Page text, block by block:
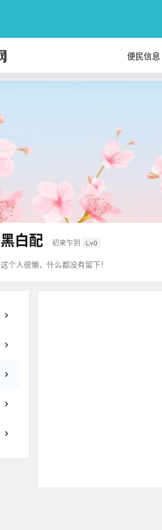
便民信息
黑白配 初来乍到 Lv0
这个人很懒，什么都没有留下！